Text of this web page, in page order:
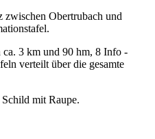
zwischen Obertrubach und
3 km und 90 hm, 8 Info -
verteilt über die gesamte
mit Raupe.